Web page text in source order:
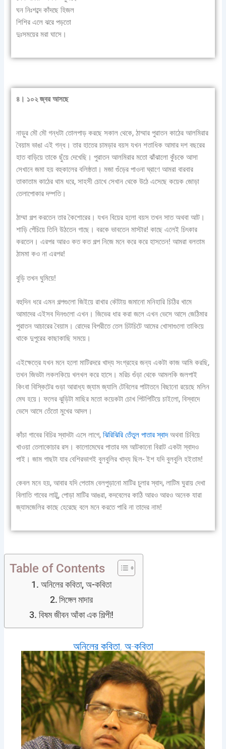
ঘন নিঃশব্দে কাঁদছে হিজল
শিশির এলে ঝরে পড়তো
দুঃসময়ের মরা ঘাসে।
৪। ১০২ জ্বর আসছে
নাড়ুর মৌ মৌ গন্ধটা তোলপাড় করছে সকাল থেকে, ঠাম্মার পুরাতন কাঠের আলমিরার
বৈয়াম ভাঙা এই গন্ধ। তার হাতের চামড়ার বয়স যখন শতাধিক আমার দশ বছরের
হাত বাড়িয়ে তাকে ছুঁয়ে দেখেছি। পুরাতন আলমিরার মতো ঝাঁঝালো কুঁচকে আসা
সেখানে জমা হয় বহুকালের বলিষ্ঠতা। মজা গুঁড়ের পাওনা ঘ্রাণে আমরা বারবার
তাকাতাম কাঠের থাম ধরে, সাহসী চোখে সেখান থেকে উঠে এসেছে কয়েক জোড়া
তেলাপোকার দম্পতি।
ঠাম্মা গল্প করতেন তার কৈশোরের। যখন বিয়ের হলো বয়স তখন সাত অথবা আট।
শাড়ি পেঁচিয়ে তিনি উঠতেন গাছে। বরকে ভাবতেন মাস্টার! কাছে এলেই চিৎকার
করতেন। এরপর আরও কত কত গল্প নিজে মনে করে করে হাসতেন! আমরা বলতাম
ঠামমা কও না এরপর!
বুড়ি তখন ঘুমিয়ে!
বহুদিন ধরে এমন গল্পগুলো জিইয়ে রাখার কৌটায় জমানো মনিহারি চিঠির খামে
আমাদের এইসব দিনগুলো এখন। জিভের ধার করা জলে এখন ভেসে আসে জেঠিমার
পুরাতন আচারের বৈয়াম। রোদের বিপরীতে তেল চিটচিটে আমের খোসাগুলো তাকিয়ে
থাকে দুপুরের কাছাকাছি সময়ে।
এইক্ষেত্রে যখন মনে হলো মাটিরদরে খাদ্য সংগ্রহের জন্য একটা কাজ আমি করছি,
তখন জিভটা লকলকিয়ে খলখল করে হাসে। মরিচ গুঁড়া থেকে আমলকি জলপাই
কিংবা বিস্কিটের গুড়া আরাধ্য জ্যাম জ্যালি টেবিলের পাটাতনে বিছানো রয়েছে মলিন
মেঘ হয়ে। ফলের ঝুড়িটা মাছির মতো কয়েকটা চোখ পিটপিটিয়ে চাইলো, বিস্বাদে
ভেসে আসে তেঁতো মুখের আদল।
কাঁচা গাবের বিচির স্বাদটা এসে লাগে,ঝিরিঝিরি তেঁতুল পাতার স্বাদঅথবা চিবিয়ে
খাওয়া তেলাকোচার রস। কালোমেঘের পাতার দম আটকানো বিরাট একটা স্বাদও
পাই। জাম গাছটা যার বেশিরভাগই বুলবুলির খাদ্য ছিল- ইশ যদি বুলবুলি হইতাম!
কেবল মনে হয়, আবার যদি পেতাম বেলপুড়ানো মাটির চুলার স্বাদ, লাটিম ঘুরায় দেখা
বিলাতি গাবের লাট্টু, পোড়া মাটির আঙরা, কদবেলের কাঠি আরও আরও অনেক যারা
জ্যামজেলির কাছে হেরেছে বলে মনে করতে পারি না তাদের নাম!
Table of Contents
অনিলের কবিতা, অ-কবিতা
সিঙ্গেল মাদার
বিষম জীবন আঁকা এক শিল্পী!
অনিলের কবিতা, অ-কবিতা